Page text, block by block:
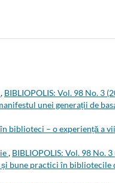
, BIBLIOPOLIS: Vol. 98 No. 3
unei generații de
biblioteci – o experiență a
, BIBLIOPOLIS: Vol. 98 No.
bune practici în bibliotecile